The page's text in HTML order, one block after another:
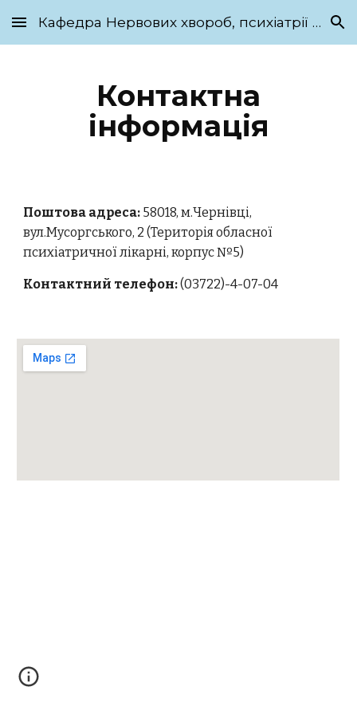
Skip to main content Skip to navigation
Кафедра Нервових хвороб, психіатрії та медичної психології ім. С.М. Савенка
Контактна
інформація
Поштова адреса: 58018, м.Чернівці,
вул.Мусоргського, 2 (Територія обласної
психіатричної лікарні, корпус №5)
Контактний телефон:(03722)-4-07-04